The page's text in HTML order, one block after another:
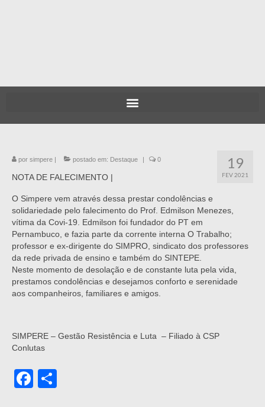
19
FEV 2021
por simpere | postado em: Destaque | 0
NOTA DE FALECIMENTO |
O Simpere vem através dessa prestar condolências e
solidariedade pelo falecimento do Prof. Edmilson Menezes,
vítima da Covi-19. Edmilson foi fundador do PT em
Pernambuco, e fazia parte da corrente interna O Trabalho;
professor e ex-dirigente do SIMPRO, sindicato dos professores
da rede privada de ensino e também do SINTEPE.
Neste momento de desolação e de constante luta pela vida,
prestamos condolências e desejamos conforto e serenidade
aos companheiros, familiares e amigos.
SIMPERE – Gestão Resistência e Luta – Filiado à CSP
Conlutas
Facebook